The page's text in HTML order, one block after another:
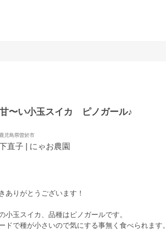
〜い小玉スイカ ピノガール♪
鹿児島県曽於市
直子 | にゃお農園
ありがとうございます！
小玉スイカ、品種はピノガールです。
ドで種が小さいので気にする事無く食べられます。